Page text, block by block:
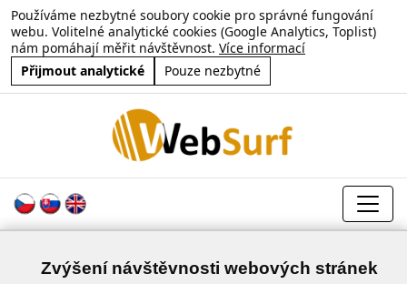
Používáme nezbytné soubory cookie pro správné fungování
webu. Volitelné analytické cookies (Google Analytics, Toplist)
nám pomáhají měřit návštěvnost. Více informací
Přijmout analytické
Pouze nezbytné
Zvýšení návštěvnosti webových stránek